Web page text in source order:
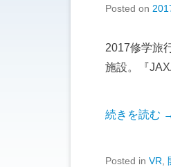
Posted on
2017修学旅
施設。『
続きを読む
Posted in VR